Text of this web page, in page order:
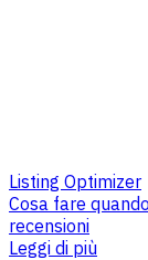
Listing Optimizer
Cosa fare
recensioni
Leggi di più